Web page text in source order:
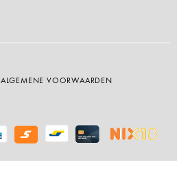
ALGEMENE VOORWAARDEN